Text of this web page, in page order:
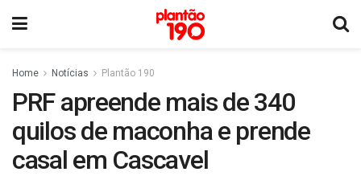
Home Notícias Plantão 190
PRF apreende mais de 340
quilos de maconha e prende
casal em Cascavel